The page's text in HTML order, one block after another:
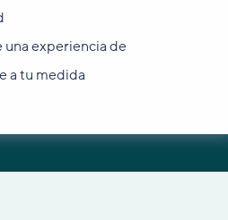
una experiencia de
a tu medida